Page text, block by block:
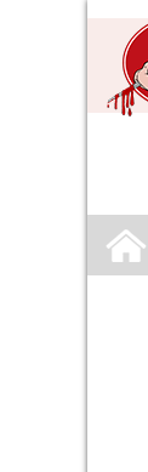
Aller
au